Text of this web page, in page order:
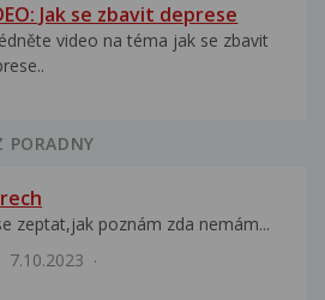
Jak se zbavit deprese
video na téma jak se zbavit
PORADNY
zeptat,jak poznám zda nemám...
7.10.2023